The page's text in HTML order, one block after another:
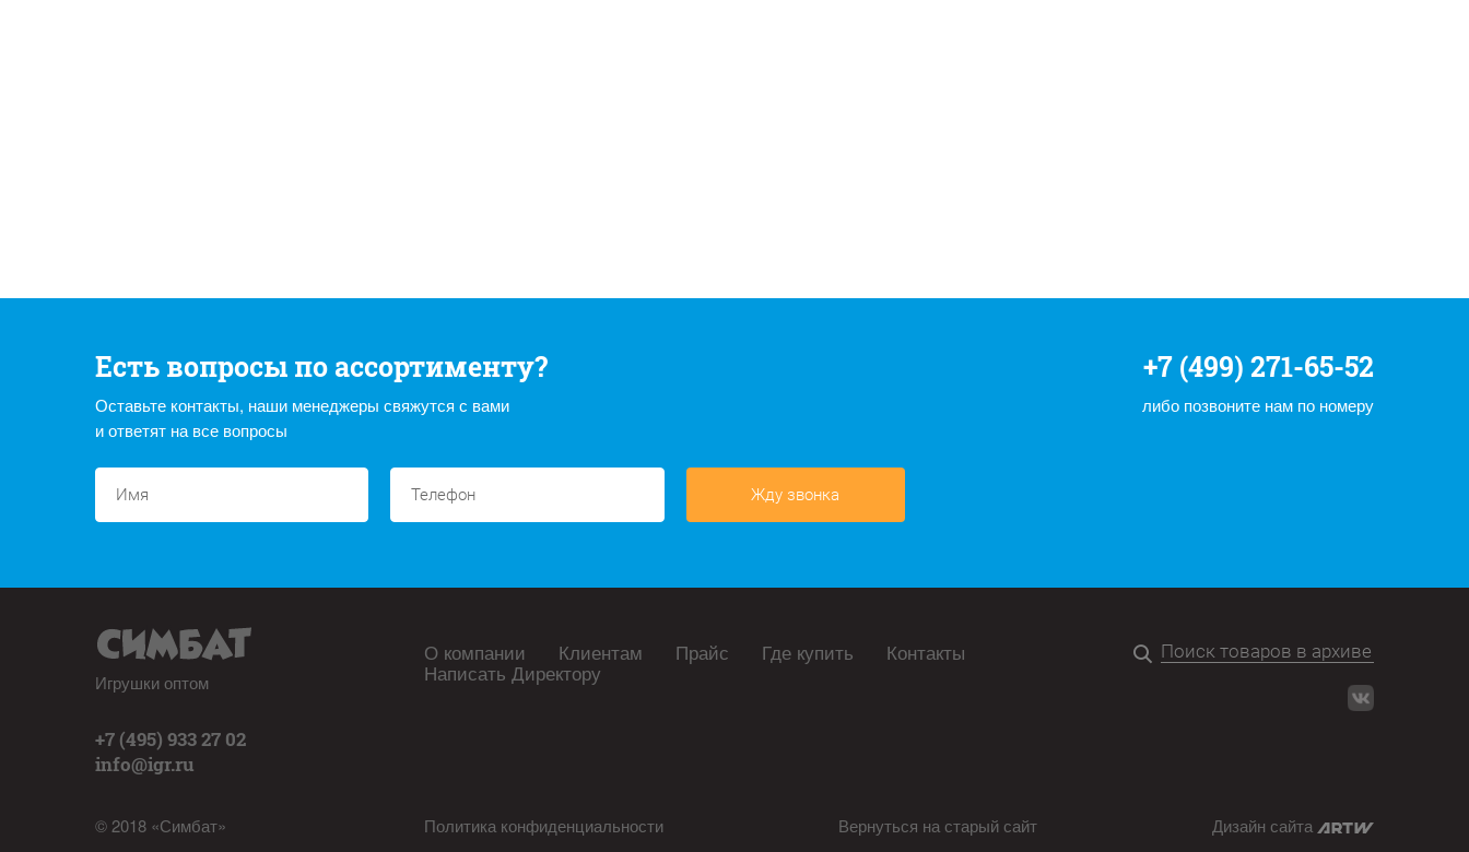
Есть вопросы по ассортименту?
Оставьте контакты, наши менеджеры свяжутся с вами
и ответят на все вопросы
+7 (499) 271-65-52
либо позвоните нам по номеру
Жду звонка
Игрушки оптом
+7 (495) 933 27 02
info@igr.ru
© 2018 «Симбат»
О компании Клиентам Прайс Где купить Контакты
Написать Директору
Политика конфиденциальности Вернуться на старый сайт Дизайн сайта